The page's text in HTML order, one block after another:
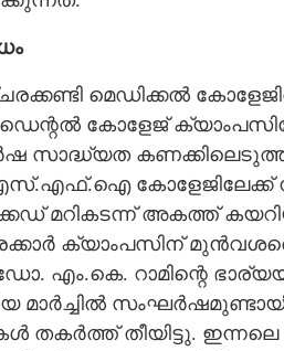
മെഡിക്കൽ
കോളേജ്
സാദ്ധ്യത
കോളേജിലേക്ക്
മറികടന്ന് അകത്ത്
ക്യാംപസിന്
എം.കെ. റാമിന്റെ
മാർച്ചിൽ
തീയിട്ടു. ഇന്നലെ